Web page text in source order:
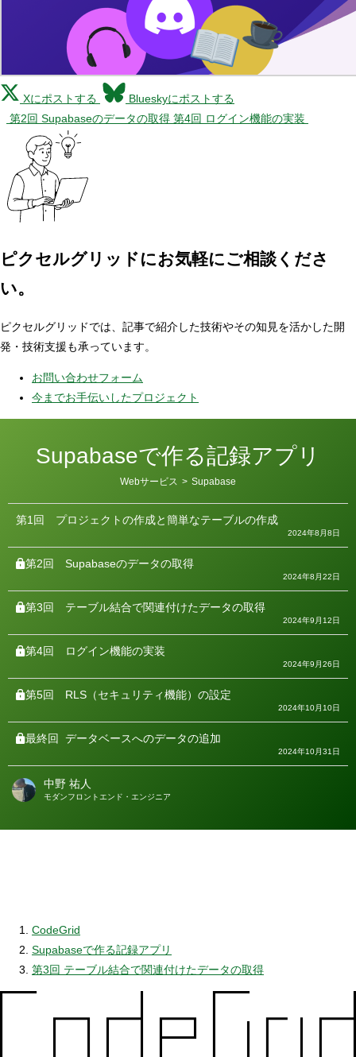
Xにポストする
Blueskyにポストする
第2回 Supabaseのデータの取得 第4回 ログイン機能の実装
ピクセルグリッドにお気軽にご相談くださ
い。
ピクセルグリッドでは、記事で紹介した技術やその知見を活かした開
発・技術支援も承っています。
お問い合わせフォーム
今までお手伝いしたプロジェクト
Supabaseで作る記録アプリ
カ
ゴ
ー
Webサービス > Supabase
第1回 プロジェクトの作成と簡単なテーブルの作成
2024年8月8日
第2回 Supabaseのデータの取得
2024年8月22日
第3回 テーブル結合で関連付けたデータの取得
2024年9月12日
第4回 ログイン機能の実装
2024年9月26日
第5回 RLS（セキュリティ機能）の設定
2024年10月10日
最終回 データベースへのデータの追加
2024年10月31日
著
中野 祐人
モダンフロントエンド・エンジニア
CodeGrid
Supabaseで作る記録アプリ
第3回 テーブル結合で関連付けたデータの取得